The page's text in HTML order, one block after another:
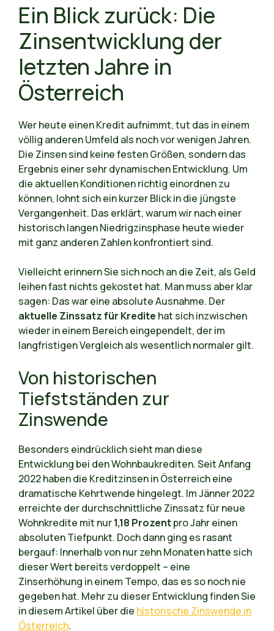
Ein Blick zurück: Die
Zinsentwicklung der
letzten Jahre in
Österreich
Wer heute einen Kredit aufnimmt, tut das in einem
völlig anderen Umfeld als noch vor wenigen Jahren.
Die Zinsen sind keine festen Größen, sondern das
Ergebnis einer sehr dynamischen Entwicklung. Um
die aktuellen Konditionen richtig einordnen zu
können, lohnt sich ein kurzer Blick in die jüngste
Vergangenheit. Das erklärt, warum wir nach einer
historisch langen Niedrigzinsphase heute wieder
mit ganz anderen Zahlen konfrontiert sind.
Vielleicht erinnern Sie sich noch an die Zeit, als Geld
leihen fast nichts gekostet hat. Man muss aber klar
sagen: Das war eine absolute Ausnahme. Der
aktuelle Zinssatz für Kredite hat sich inzwischen
wieder in einem Bereich eingependelt, der im
langfristigen Vergleich als wesentlich normaler gilt.
Von historischen
Tiefstständen zur
Zinswende
Besonders eindrücklich sieht man diese
Entwicklung bei den Wohnbaukrediten. Seit Anfang
2022 haben die Kreditzinsen in Österreich eine
dramatische Kehrtwende hingelegt. Im Jänner 2022
erreichte der durchschnittliche Zinssatz für neue
Wohnkredite mit nur1,18 Prozentpro Jahr einen
absoluten Tiefpunkt. Doch dann ging es rasant
bergauf: Innerhalb von nur zehn Monaten hatte sich
dieser Wert bereits verdoppelt – eine
Zinserhöhung in einem Tempo, das es so noch nie
gegeben hat. Mehr zu dieser Entwicklung finden Sie
in diesem Artikel über die historische Zinswende in
Österreich.